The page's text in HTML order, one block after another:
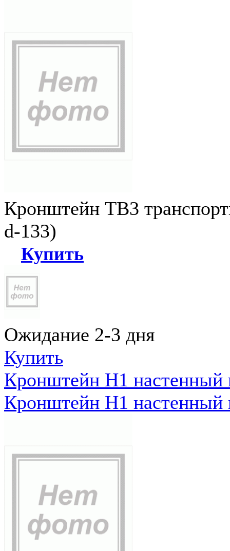
Кронштейн ТВ3
d-133)
Купить
Ожидание 2-3 дня
Купить
Кронштейн Н1
Кронштейн Н1